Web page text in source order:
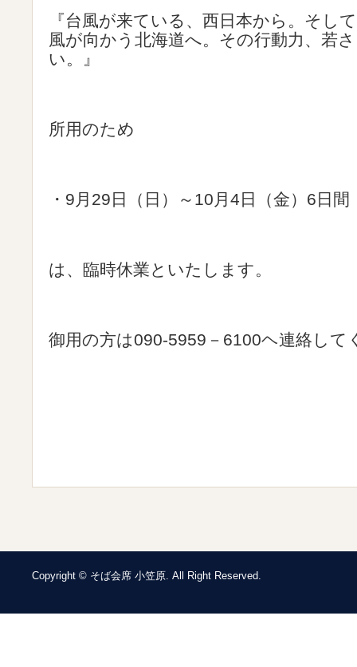
『台風が来ている、西日本から。そし
風が向かう北海道へ。その行動力、若
い。』
所用のため
・9月29日（日）～10月4日（金）6日間
は、臨時休業といたします。
御用の方は090-5959－6100ヘ連絡して
Copyright © そば会席 小笠原. All Right Reserved.